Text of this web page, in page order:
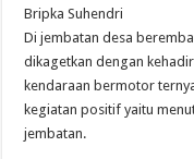
Bripka Suhendri
Di jembatan desa
dikagetkan dengan
kendaraan bermotor
kegiatan positif yaitu
jembatan.